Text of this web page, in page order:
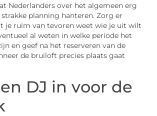
Nederlanders over het algemeen erg
planning hanteren. Zorg er
je ruim van tevoren weet wie je uit wilt
al weten in welke periode het
en geef na het reserveren van de
de bruiloft precies plaats gaat
DJ in voor de